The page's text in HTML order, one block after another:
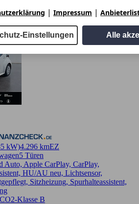
| Impressum |
Einstellungen Alle
1.5 Business Edition
kW)4.296 kmEZ
5 Türen
Auto, Apple CarPlay, CarPlay,
HU/AU neu, Lichtsensor,
Sitzheizung, Spurhalteassistent,
Klasse B